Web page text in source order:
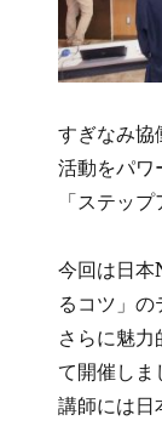
すぎなみ協
活動をパワ
「ステップ
今回は日本
るコツ」
さらに魅
て開催しま
講師には日